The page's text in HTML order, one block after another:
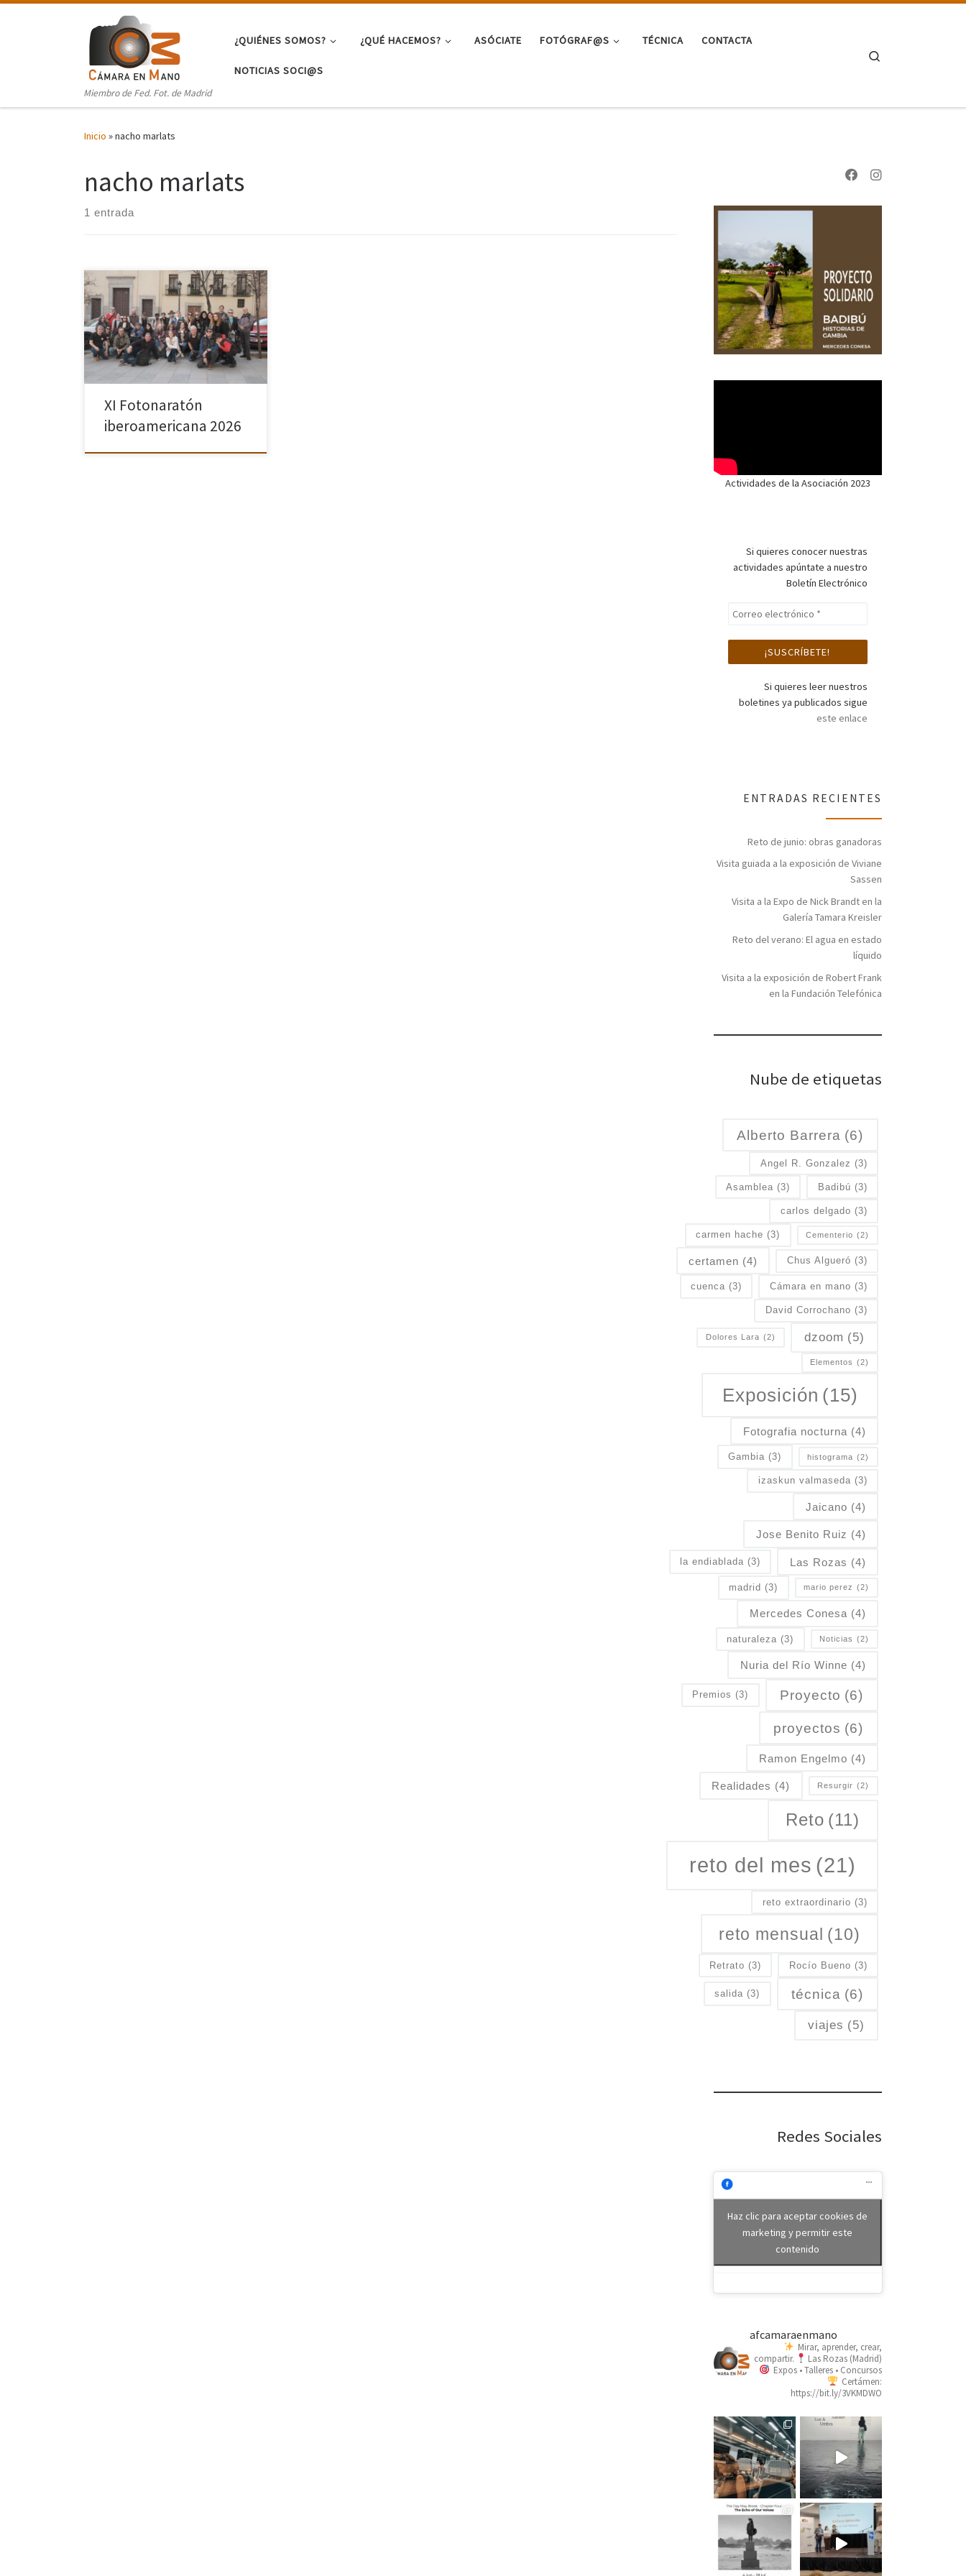
Miembro de Fed. Fot. de Madrid
¿QUIÉNES SOMOS? ¿QUÉ HACEMOS? ASÓCIATE FOTÓGRAF@S TÉCNICA CONTACTA
NOTICIAS SOCI@S
Inicio »nacho marlats
nacho marlats
1 entrada
La Fotonaratón Iberoamericana volvió
a tomar las calles de Madrid este
domingo 22 de febrero, sumando a
la capital española a una jornada
simultánea que une a 66 ciudades de
[…]
XI Fotonaratón
iberoamericana 2026
Actividades de la Asociación 2023
Si quieres conocer nuestras
actividades apúntate a nuestro
Boletín Electrónico
Si quieres leer nuestros
boletines ya publicados sigue
este enlace
ENTRADAS RECIENTES
Reto de junio: obras ganadoras
Visita guiada a la exposición de Viviane
Sassen
Visita a la Expo de Nick Brandt en la
Galería Tamara Kreisler
Reto del verano: El agua en estado
líquido
Visita a la exposición de Robert Frank
en la Fundación Telefónica
Nube de etiquetas
Alberto Barrera (6)
Angel R. Gonzalez (3)
Asamblea (3) Badibú (3)
carlos delgado (3)
carmen hache (3) Cementerio (2)
certamen (4) Chus Algueró (3)
cuenca (3) Cámara en mano (3)
David Corrochano (3)
Dolores Lara (2) dzoom (5)
Elementos (2)
Exposición (15)
Fotografia nocturna (4)
Gambia (3) histograma (2)
izaskun valmaseda (3)
Jaicano (4)
Jose Benito Ruiz (4)
la endiablada (3) Las Rozas (4)
madrid (3) mario perez (2)
Mercedes Conesa (4)
naturaleza (3) Noticias (2)
Nuria del Río Winne (4)
Premios (3) Proyecto (6)
proyectos (6)
Ramon Engelmo (4)
Realidades (4) Resurgir (2)
Reto (11)
reto del mes (21)
reto extraordinario (3)
reto mensual (10)
Retrato (3) Rocío Bueno (3)
salida (3) técnica (6)
viajes (5)
Redes Sociales
Haz clic para aceptar cookies de
marketing y permitir este
contenido
afcamaraenmano
Mirar, aprender, crear,
compartir.
Las Rozas (Madrid)
Expos • Talleres • Concursos
Certámen:
https://bit.ly/3VKMDWO